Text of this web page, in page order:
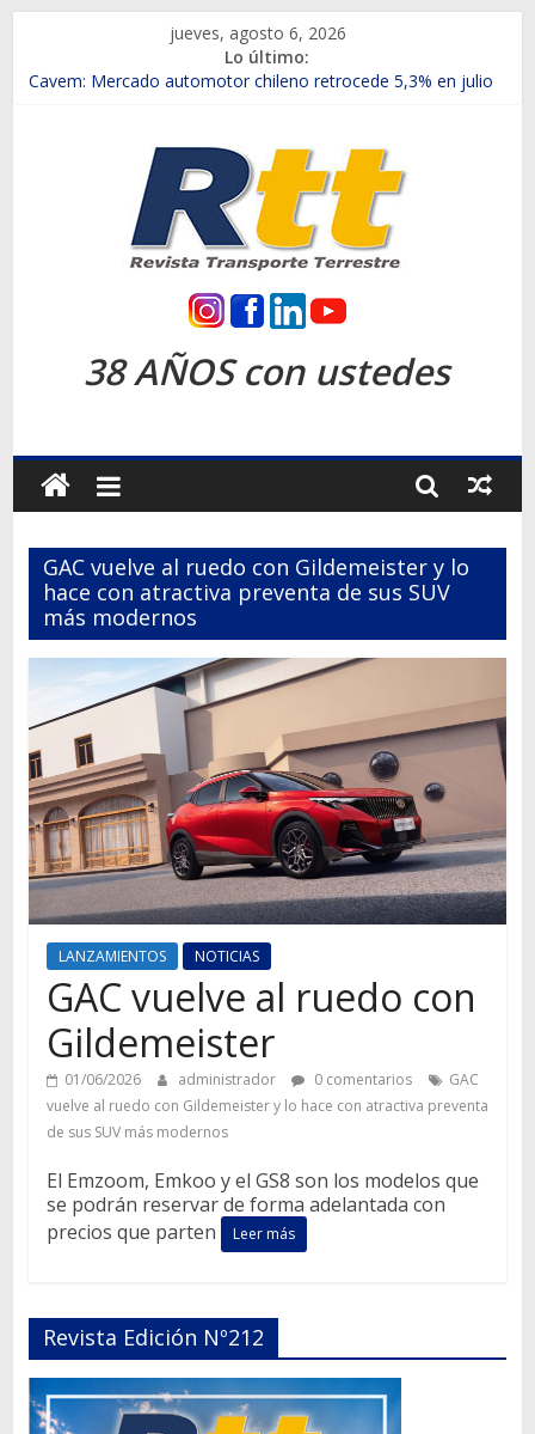
contenido
jueves, agosto 6, 2026
Lo último:
Chile es el primer mercado internacional en lanzar la nueva
Salfa suma vehículos electrificados de Chevrolet en el Biobío
Samex amplía su red con nuevas sucursales en Rancagua y
SINOTRUK Pick-ups presentó la recién estrenada Bolden en
la Expo Compras Públicas 2026
Revista
Transporte
Terrestre
Autos,
camiones,
motos,
información
mundo
del
transporte
38 AÑOS con ustedes
GAC vuelve al ruedo con Gildemeister y lo
hace con atractiva preventa de sus SUV
más modernos
LANZAMIENTOS NOTICIAS
GAC vuelve al ruedo con
Gildemeister
01/06/2026 administrador 0 comentarios
GAC
vuelve al ruedo con Gildemeister y lo hace con atractiva preventa
de sus SUV más modernos
El Emzoom, Emkoo y el GS8 son los modelos que
se podrán reservar de forma adelantada con
precios que parten
Leer más
Revista Edición Nº212